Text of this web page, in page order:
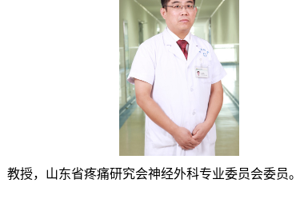
教授，山东省疼痛研究会神经外科专业委员会委员。